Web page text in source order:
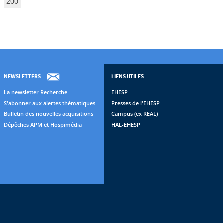
NEWSLETTERS
La newsletter Recherche
S'abonner aux alertes thématiques
Bulletin des nouvelles acquisitions
Dépêches APM et Hospimédia
LIENS UTILES
EHESP
Presses de l'EHESP
Campus (ex REAL)
HAL-EHESP